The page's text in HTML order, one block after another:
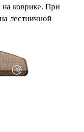
коврике. При
лестничной